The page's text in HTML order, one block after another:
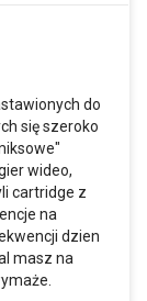
do
się szeroko
wideo,
cartridge z
na
dzien
masz na